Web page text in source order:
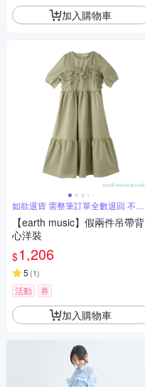
加入購物車
如欲退貨 需整筆訂單全數退回 不能
單退
【earth music】假兩件吊帶背
心洋裝
$1,206
5 (1)
活動 券
加入購物車